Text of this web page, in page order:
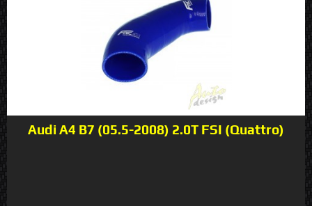
Audi A4 B7 (05.5-2008) 2.0T FSI (Quattro)